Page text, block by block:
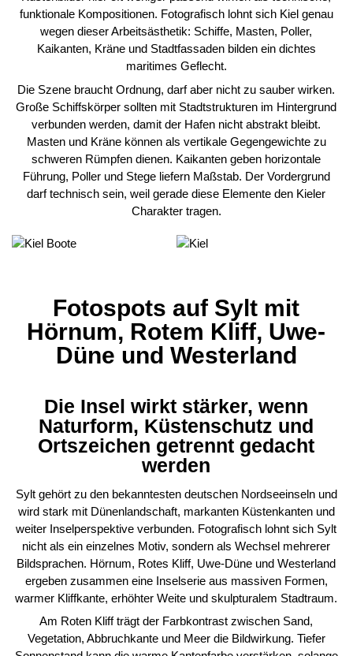
funktionale Kompositionen. Fotografisch lohnt sich Kiel genau
wegen dieser Arbeitsästhetik: Schiffe, Masten, Poller,
Kaikanten, Kräne und Stadtfassaden bilden ein dichtes
maritimes Geflecht.
Die Szene braucht Ordnung, darf aber nicht zu sauber wirken.
Große Schiffskörper sollten mit Stadtstrukturen im Hintergrund
verbunden werden, damit der Hafen nicht abstrakt bleibt.
Masten und Kräne können als vertikale Gegengewichte zu
schweren Rümpfen dienen. Kaikanten geben horizontale
Führung, Poller und Stege liefern Maßstab. Der Vordergrund
darf technisch sein, weil gerade diese Elemente den Kieler
Charakter tragen.
Fotospots auf Sylt mit
Hörnum, Rotem Kliff, Uwe-
Düne und Westerland
Die Insel wirkt stärker, wenn
Naturform, Küstenschutz und
Ortszeichen getrennt gedacht
werden
Sylt gehört zu den bekanntesten deutschen Nordseeinseln und
wird stark mit Dünenlandschaft, markanten Küstenkanten und
weiter Inselperspektive verbunden. Fotografisch lohnt sich Sylt
nicht als ein einzelnes Motiv, sondern als Wechsel mehrerer
Bildsprachen. Hörnum, Rotes Kliff, Uwe-Düne und Westerland
ergeben zusammen eine Inselserie aus massiven Formen,
warmer Kliffkante, erhöhter Weite und skulpturalem Stadtraum.
Am Roten Kliff trägt der Farbkontrast zwischen Sand,
Vegetation, Abbruchkante und Meer die Bildwirkung. Tiefer